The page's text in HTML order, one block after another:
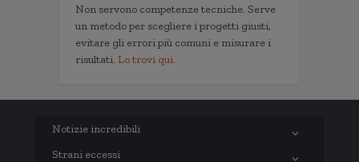
Non servono competenze tecniche. Serve
un metodo per scegliere i progetti giusti,
evitare gli errori più comuni e misurare i
risultati. Lo trovi qui.
Notizie incredibili
Strani eccessi